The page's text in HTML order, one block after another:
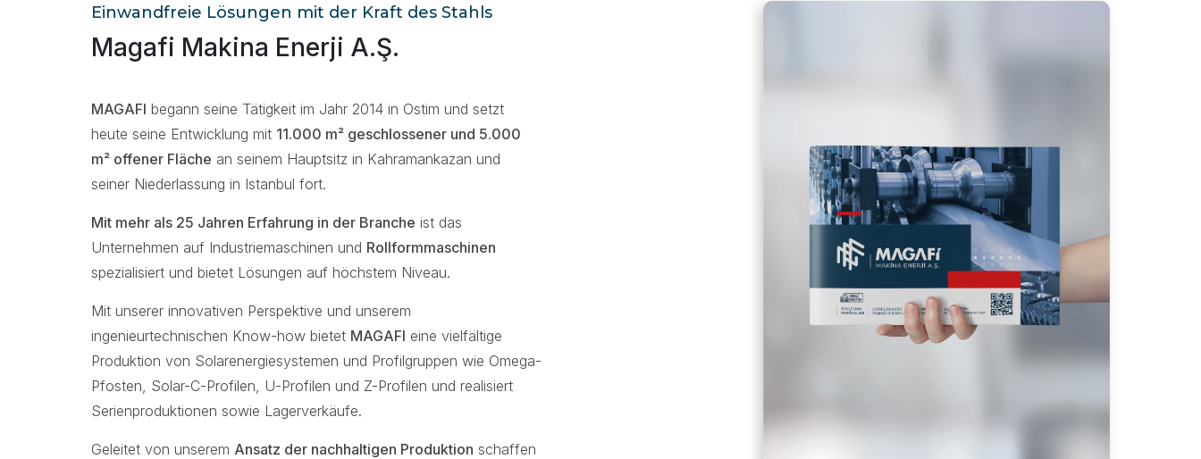
Einwandfreie Lösungen mit der Kraft des Stahls
Magafi Makina Enerji A.Ş.
MAGAFI begann seine Tätigkeit im Jahr 2014 in Ostim und setzt
heute seine Entwicklung mit 11.000 m² geschlossener und 5.000
m² offener Fläche an seinem Hauptsitz in Kahramankazan und
seiner Niederlassung in Istanbul fort.
Mit mehr als 25 Jahren Erfahrung in der Branche ist das
Unternehmen auf Industriemaschinen und Rollformmaschinen
spezialisiert und bietet Lösungen auf höchstem Niveau.
Mit unserer innovativen Perspektive und unserem
ingenieurtechnischen Know-how bietet MAGAFI eine vielfältige
Produktion von Solarenergiesystemen und Profilgruppen wie Omega-
Pfosten, Solar-C-Profilen, U-Profilen und Z-Profilen und realisiert
Serienproduktionen sowie Lagerverkäufe.
Geleitet von unserem Ansatz der nachhaltigen Produktion schaffen